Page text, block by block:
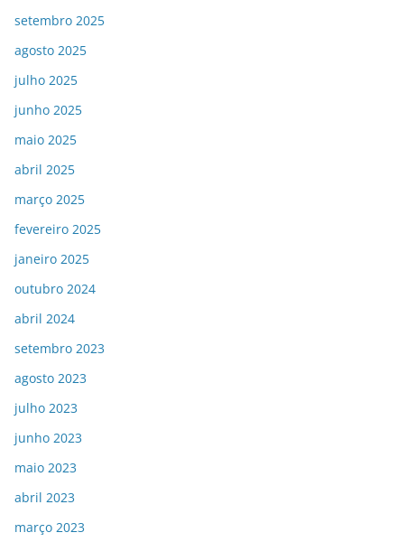
setembro 2025
agosto 2025
julho 2025
junho 2025
maio 2025
abril 2025
março 2025
fevereiro 2025
janeiro 2025
outubro 2024
abril 2024
setembro 2023
agosto 2023
julho 2023
junho 2023
maio 2023
abril 2023
março 2023